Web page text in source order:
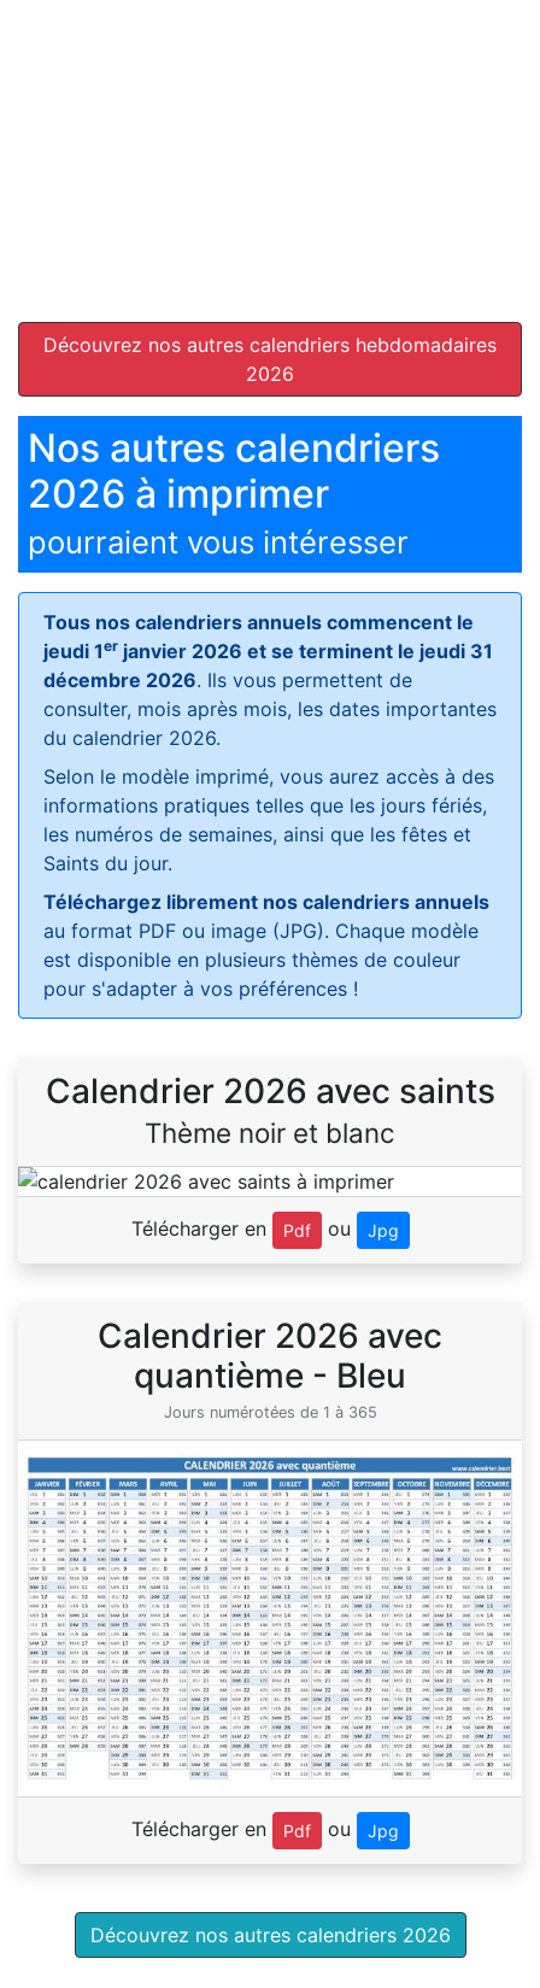
Découvrez nos autres calendriers hebdomadaires
2026
Nos autres calendriers
2026 à imprimer
pourraient vous intéresser
Tous nos calendriers annuels commencent le
jeudi 1er janvier 2026 et se terminent le jeudi 31
décembre 2026. Ils vous permettent de
consulter, mois après mois, les dates importantes
du calendrier 2026.
Selon le modèle imprimé, vous aurez accès à des
informations pratiques telles que les jours fériés,
les numéros de semaines, ainsi que les fêtes et
Saints du jour.
Téléchargez librement nos calendriers annuels
au format PDF ou image (JPG). Chaque modèle
est disponible en plusieurs thèmes de couleur
pour s'adapter à vos préférences !
Calendrier 2026 avec saints
Thème noir et blanc
Télécharger en Pdf ou Jpg
Calendrier 2026 avec
quantième - Bleu
Jours numérotées de 1 à 365
Télécharger en Pdf ou Jpg
Découvrez nos autres calendriers 2026